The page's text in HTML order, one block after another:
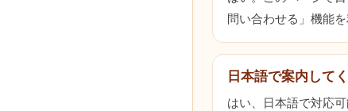
問い合わせる」機能
日本語で案内して
はい、日本語で対応